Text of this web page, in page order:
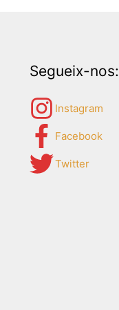
Segueix-nos:
Instagram
Facebook
Twitter